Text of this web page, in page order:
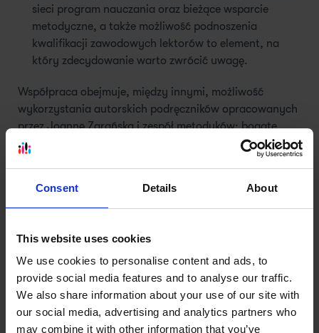
Consent Details About
This website uses cookies
We use cookies to personalise content and ads, to
provide social media features and to analyse our traffic.
We also share information about your use of our site with
our social media, advertising and analytics partners who
may combine it with other information that you’ve
sieci program nauczania oraz bieżące wsparcie
metodyczne, a także możliwość podnoszenia
kwalifikacji zawodowych lektorów to element, na
który zdecydowanie warto zwrócić uwagę.
Współpraca obejmuje, między innymi, możliwość
wykorzystania autorskich podręczników opracowanych
przez Joannę Zarańską i zespół metodyków; bogate
materiały dodatkowe, pomocne podczas przygotowania
klasówek, kartkówek i egzaminów dla każdego poziomu.
darmowe szkolenia dla franczyzobiorców, a także
bogatą ofertę szkoleń przeznaczonych dla kadry
dydaktycznej i administracyjnej przez cały okres
współpracy, w tym: szkolenie na START, szkolenia dla
lektorów i metodyków.